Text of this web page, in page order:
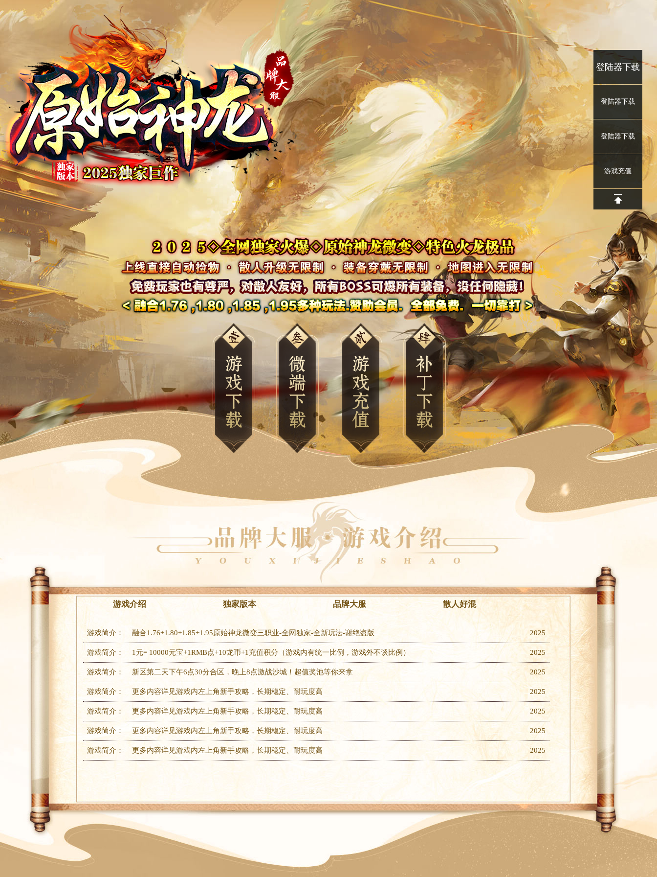
游戏介绍 独家版本 品牌大服 散人好混
2025
游戏简介： 融合1.76+1.80+1.85+1.95原始神龙微变三职业-全网独家-全新玩法-谢绝盗版
2025
游戏简介： 1元= 10000元宝+1RMB点+10龙币+1充值积分（游戏内有统一比例，游戏外不谈比例）
2025
游戏简介： 新区第二天下午6点30分合区，晚上8点激战沙城！超值奖池等你来拿
2025
游戏简介： 更多内容详见游戏内左上角新手攻略，长期稳定、耐玩度高
2025
游戏简介： 更多内容详见游戏内左上角新手攻略，长期稳定、耐玩度高
2025
游戏简介： 更多内容详见游戏内左上角新手攻略，长期稳定、耐玩度高
2025
游戏简介： 更多内容详见游戏内左上角新手攻略，长期稳定、耐玩度高
登陆器下载
登陆器下载
登陆器下载
游戏充值